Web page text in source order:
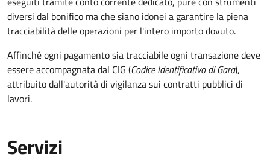
diversi dal bonifico ma che siano idonei a garantire la piena
tracciabilità delle operazioni per l'intero importo dovuto.
Affinché ogni pagamento sia tracciabile ogni transazione deve
essere accompagnata dal CIG (Codice Identificativo di Gara),
attribuito dall'autorità di vigilanza sui contratti pubblici di
lavori.
Servizi